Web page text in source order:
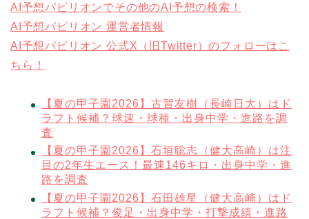
AI予想パビリオンでその他のAI予想の検索！
AI予想パビリオン 運営者情報
AI予想パビリオン 公式X（旧Twitter）のフォローはこ
ちら！
【夏の甲子園2026】古賀友樹（長崎日大）はド
ラフト候補？球速・球種・出身中学・進路を調
査
【夏の甲子園2026】石垣聡志（健大高崎）は注
目の2年生エース！最速146キロ・出身中学・進
路を調査
【夏の甲子園2026】石田雄星（健大高崎）はド
ラフト候補？俊足・出身中学・打撃成績・進路